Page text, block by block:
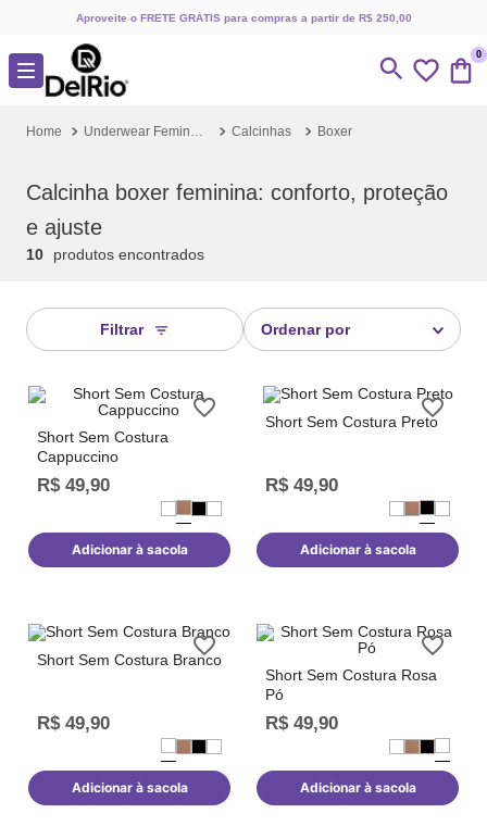
Aproveite o FRETE GRÁTIS para compras a partir de R$ 250,00
0
Underwear Feminino Calcinhas Boxer
Calcinha boxer feminina: conforto, proteção
e ajuste
10 produtos
Filtrar Ordenar por
Short Sem Costura
Cappuccino
R$ 49,90
Adicionar à sacola
Short Sem Costura Preto
R$ 49,90
Adicionar à sacola
Short Sem Costura Branco
R$ 49,90
Adicionar à sacola
Short Sem Costura Rosa
Pó
R$ 49,90
Adicionar à sacola